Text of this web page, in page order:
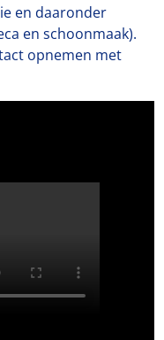
en daaronder
en schoonmaak).
opnemen met